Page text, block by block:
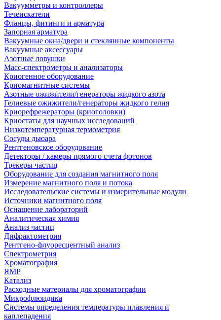
Вакуумметры и контроллеры
Течеискатели
Фланцы, фитинги и арматура
Запорная арматура
Вакуумные окна/двери и стеклянные компоненты
Вакуумные аксессуары
Азотные ловушки
Масс-спектрометры и анализаторы
Криогенное оборудование
Криомагнитные системы
Азотные ожижители/генераторы жидкого азота
Гелиевые ожижители/генераторы жидкого гелия
Криорефрежераторы (криоголовки)
Криостаты для научных исследований
Низкотемпературная термометрия
Сосуды дьюара
Рентгеновское оборудование
Детекторы / камеры прямого счета фотонов
Трекеры частиц
Оборудование для создания магнитного поля
Измерение магнитного поля и потока
Исследовательские системы и измерительные модули
Источники магнитного поля
Оснащение лабораторий
Аналитическая химия
Анализ частиц
Дифрактометрия
Рентгено-флуоресцентный анализ
Спектрометрия
Хроматография
ЯМР
Катализ
Расходные материалы для хроматографии
Микрофлюидика
Системы определения температуры плавления и
каплепадения